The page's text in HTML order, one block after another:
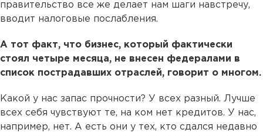
правительство все же делает нам шаги навстречу,
вводит налоговые послабления.
А тот факт, что бизнес, который фактически
стоял четыре месяца, не внесен федералами в
cписок пострадавших отраслей, говорит о многом.
Какой у нас запас прочности? У всех разный. Лучше
всех себя чувствуют те, на ком нет кредитов. У нас,
например, нет. А есть они у тех, кто сдался недавно